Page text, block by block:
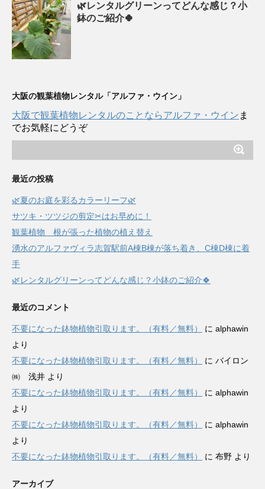
🌿レンタルグリーンってどんな感じ？小
鉢のご紹介🍀
大阪の観葉植物レンタル「アルファ・ウイン」
大阪で観葉植物レンタルのことならアルファ・ウイン ま
でお気軽にどうぞ
最近の投稿
🌿夏のお庭を彩るカラーリーフ🌿
サツキ・ツツジの剪定✂はお早めに！
観葉植物 根が張った植物の植え替え
湧水のアルファヴィラ志賀駅前A棟B棟が落ち着き、C棟D棟に着
手
🌿レンタルグリーンってどんな感じ？小鉢のご紹介🍀
最近のコメント
不要になった鉢物植物引取ります。（有料／無料） に alphawin
より
不要になった鉢物植物引取ります。（有料／無料）
に バイロン
㈱ 浅井 より
不要になった鉢物植物引取ります。（有料／無料）
に alphawin
より
不要になった鉢物植物引取ります。（有料／無料）
に alphawin
より
不要になった鉢物植物引取ります。（有料／無料）
に 布野 より
アーカイブ